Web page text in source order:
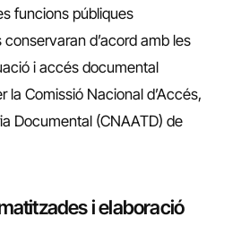
funcions públiques
conservaran d’acord amb les
i accés documental
la Comissió Nacional d’Accés,
Documental (CNAATD) de
i elaboració